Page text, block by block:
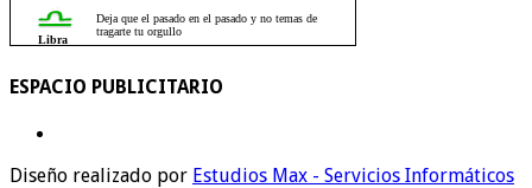
ESPACIO PUBLICITARIO
Diseño realizado por Estudios Max - Servicios Informáticos